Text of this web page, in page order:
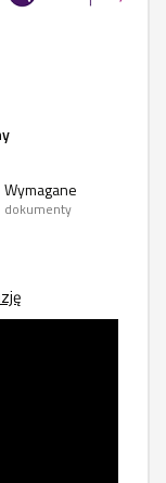
Wymagane
dokumenty